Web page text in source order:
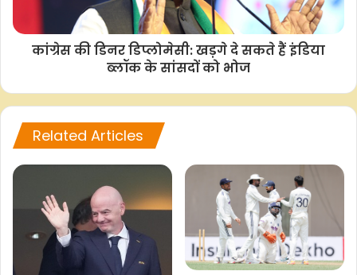
e
b
o
a
t
s
p
t
t
e
r
p
y
L
i
n
a
r
e
कांग्रेस की डिनर डिप्लोमेसी: खड़गे दे सकते हैं इंडिया
ब्लॉक के सांसदों को भोज
Related Articles